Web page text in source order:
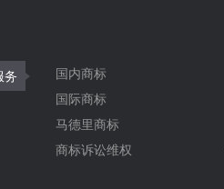
务
国内商标
国际商标
马德里商标
商标诉讼维权